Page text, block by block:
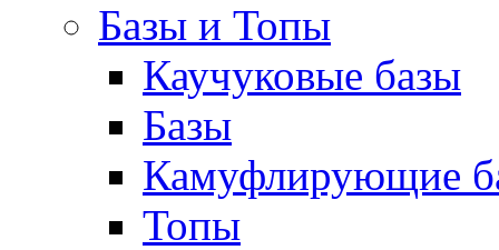
Базы и Топы
Каучуковые базы
Базы
Камуфлирующие
Топы